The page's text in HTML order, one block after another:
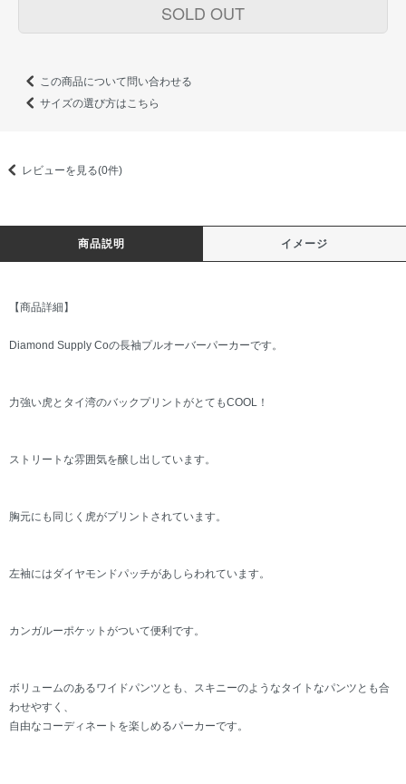
SOLD OUT
この商品について問い合わせる
サイズの選び方はこちら
レビューを見る(0件)
商品説明 イメージ
【商品詳細】
Diamond Supply Coの長袖プルオーバーパーカーです。
力強い虎とタイ湾のバックプリントがとてもCOOL！
ストリートな雰囲気を醸し出しています。
胸元にも同じく虎がプリントされています。
左袖にはダイヤモンドパッチがあしらわれています。
カンガルーポケットがついて便利です。
ボリュームのあるワイドパンツとも、スキニーのようなタイトなパンツとも合
わせやすく、
自由なコーディネートを楽しめるパーカーです。